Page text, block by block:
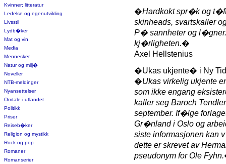
Kvinner; litteratur
Ledelse og egenutvikling
Livsstil
Lydb�ker
Mat og vin
Media
Mennesker
Natur og milj�
Noveller
NTB-meldinger
Nyansettelser
Omtale i utlandet
Politikk
Priser
Reiseb�ker
Religion og mystikk
Rock og pop
Romaner
Romanserier
�Hardkokt spr�k og
skinheads, svartskaller
P� sannheter og
kj�rligheten.�
Axel Hellstenius
�Ukas ukjente� i Ny Tid
�Ukas virkelig ukjente
som ikke engang
kaller seg Baroch
september. If�lge
Gr�nland i Oslo og
siste informasjonen
dette er skrevet av
pseudonym for Ole Fyhn.